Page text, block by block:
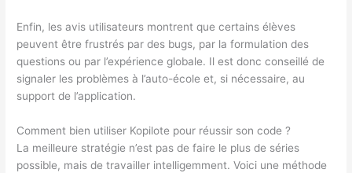
Enfin, les avis utilisateurs montrent que certains élèves
peuvent être frustrés par des bugs, par la formulation des
questions ou par l’expérience globale. Il est donc conseillé de
signaler les problèmes à l’auto-école et, si nécessaire, au
support de l’application.
Comment bien utiliser Kopilote pour réussir son code ?
La meilleure stratégie n’est pas de faire le plus de séries
possible, mais de travailler intelligemment. Voici une méthode